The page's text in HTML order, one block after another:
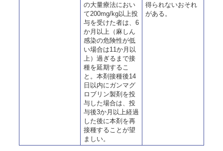
の大量療法におい
て200mg/kg以上投
与を受けた者は、6
か月以上（麻しん
感染の危険性が低
い場合は11か月以
上）過ぎるまで接
種を延期するこ
と。本剤接種後14
日以内にガンマグ
ロブリン製剤を投
与した場合は、投
与後3か月以上経過
した後に本剤を再
接種することが望
ましい。
得られないおそれ
がある。